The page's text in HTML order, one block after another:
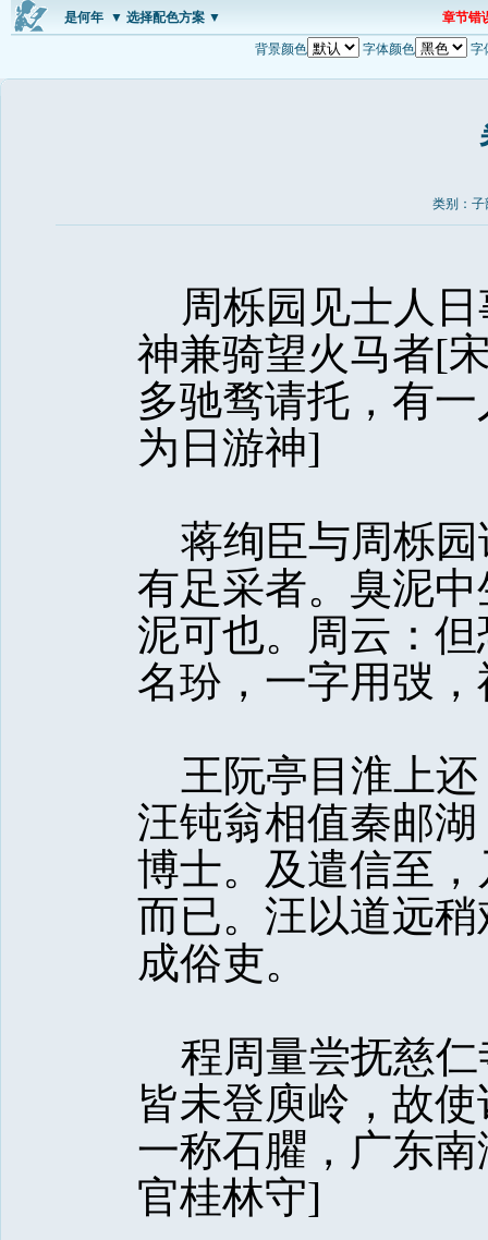
是何年 ▼ 选择配色方案 ▼ 章节错
背景颜色 字体颜色 字
类别：子
周栎园见士人日
神兼骑望火马者[
多驰骛请托，有
为日游神]
蒋绚臣与周栎园
有足采者。臭泥
泥可也。周云：
名玢，一字用弢
王阮亭目淮上还
汪钝翁相值秦邮
博士。及遣信至
而已。汪以道远
成俗吏。
程周量尝抚慈仁
皆未登庾岭，故
一称石臞，广东
官桂林守]